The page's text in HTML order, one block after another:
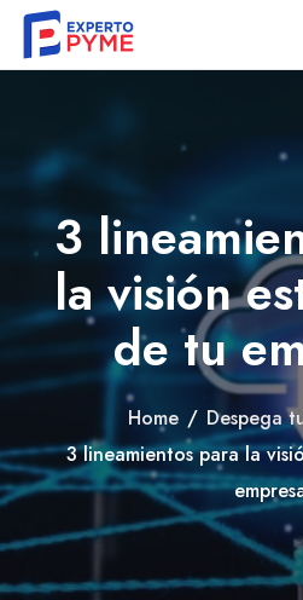
3
la visión
de tu
Home / Despega
3 lineamientos para la